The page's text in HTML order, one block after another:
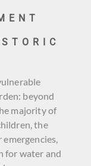
beyond
majority of
the
for water and